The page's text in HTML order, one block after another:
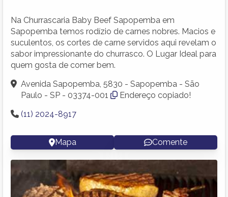
Na Churrascaria Baby Beef Sapopemba em
Sapopemba temos rodízio de carnes nobres. Macios e
suculentos, os cortes de carne servidos aqui revelam o
sabor impressionante do churrasco. O Lugar Ideal para
quem gosta de comer bem.
Avenida Sapopemba, 5830 - Sapopemba - São
Paulo - SP - 03374-001
Endereço copiado!
(11) 2024-8917
Mapa Comente